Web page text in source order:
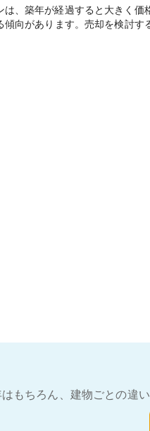
は、築年が経過すると大きく
傾向があります。売却を検討
はもちろん、建物ごとの違